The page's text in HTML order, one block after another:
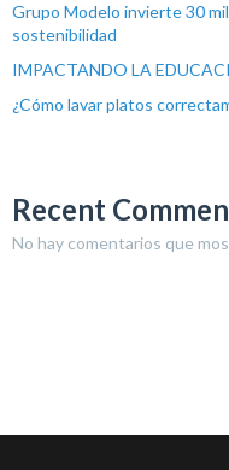
Grupo Modelo invierte 30
sostenibilidad
IMPACTANDO LA
¿Cómo lavar platos
Recent
No hay comentarios que